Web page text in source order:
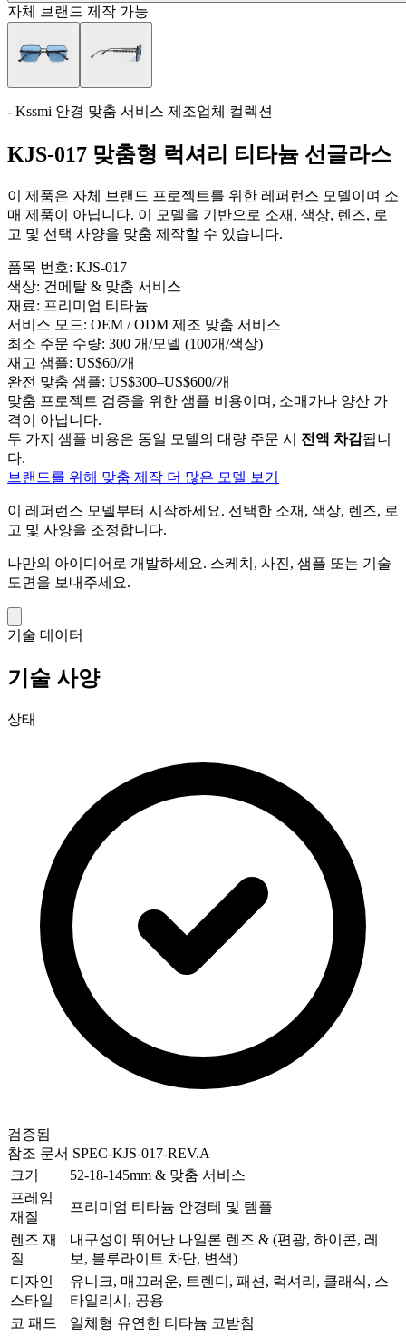
자체 브랜드 제작 가능
- Kssmi 안경 맞춤 서비스 제조업체 컬렉션
KJS-017 맞춤형 럭셔리 티타늄 선글라스
이 제품은 자체 브랜드 프로젝트를 위한 레퍼런스 모델이며 소
매 제품이 아닙니다. 이 모델을 기반으로 소재, 색상, 렌즈, 로
고 및 선택 사양을 맞춤 제작할 수 있습니다.
품목 번호: KJS-017
색상: 건메탈 & 맞춤 서비스
재료: 프리미엄 티타늄
서비스 모드: OEM / ODM 제조 맞춤 서비스
최소 주문 수량: 300 개/모델 (100개/색상)
재고 샘플: US$60/개
완전 맞춤 샘플: US$300–US$600/개
맞춤 프로젝트 검증을 위한 샘플 비용이며, 소매가나 양산 가
격이 아닙니다.
두 가지 샘플 비용은 동일 모델의 대량 주문 시 전액 차감됩니
다.
브랜드를 위해 맞춤 제작 더 많은 모델 보기
이 레퍼런스 모델부터 시작하세요. 선택한 소재, 색상, 렌즈, 로
고 및 사양을 조정합니다.
나만의 아이디어로 개발하세요. 스케치, 사진, 샘플 또는 기술
도면을 보내주세요.
기술 데이터
기술 사양
상태
검증됨
참조 문서 SPEC-KJS-017-REV.A
크기
52-18-145mm & 맞춤 서비스
프레임
재질
프리미엄 티타늄 안경테 및 템플
렌즈 재
질
내구성이 뛰어난 나일론 렌즈 & (편광, 하이콘, 레
보, 블루라이트 차단, 변색)
디자인
스타일
유니크, 매끄러운, 트렌디, 패션, 럭셔리, 클래식, 스
타일리시, 공용
코 패드
일체형 유연한 티타늄 코받침